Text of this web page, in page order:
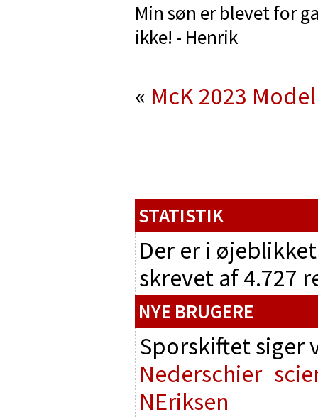
Min søn er blevet for
ikke! - Henrik
« McK 2023
STATISTIK
Der er i
skrevet af 4.727
NYE BRUGERE
Sporskiftet
Nederschier
NEriksen